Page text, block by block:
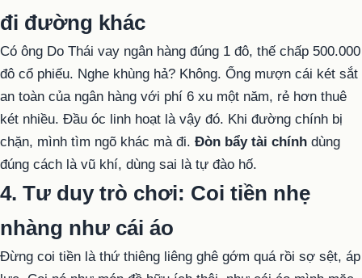
đi đường khác
Có ông Do Thái vay ngân hàng đúng 1 đô, thế chấp 500.000
đô cổ phiếu. Nghe khùng hả? Không. Ổng mượn cái két sắt
an toàn của ngân hàng với phí 6 xu một năm, rẻ hơn thuê
két nhiều. Đầu óc linh hoạt là vậy đó. Khi đường chính bị
chặn, mình tìm ngõ khác mà đi. Đòn bẩy tài chính dùng
đúng cách là vũ khí, dùng sai là tự đào hố.
4. Tư duy trò chơi: Coi tiền nhẹ
nhàng như cái áo
Đừng coi tiền là thứ thiêng liêng ghê gớm quá rồi sợ sệt, áp